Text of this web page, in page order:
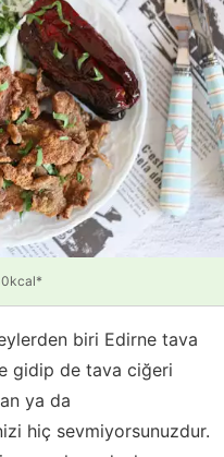
biri Edirne tava
gidip de tava ciğeri
ya da
hiç sevmiyorsunuzdur.